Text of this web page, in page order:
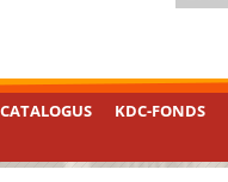
KDC-FONDS